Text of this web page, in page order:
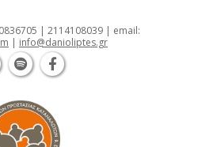
| 2114108039 | email:
| info@danioliptes.gr